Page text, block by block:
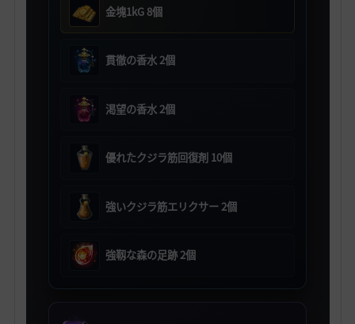
金塊1kG 8個
貫徹の香水 2個
渇望の香水 2個
優れたクジラ筋回復剤 10個
強いクジラ筋エリクサー 2個
強靱な森の足跡 2個